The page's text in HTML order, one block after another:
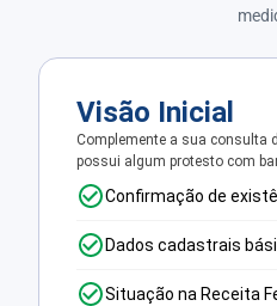
Visão Inicial
Complemente a sua consulta
possui algum protesto com
Confirmação de
Dados cadastrais
Situação na Receita